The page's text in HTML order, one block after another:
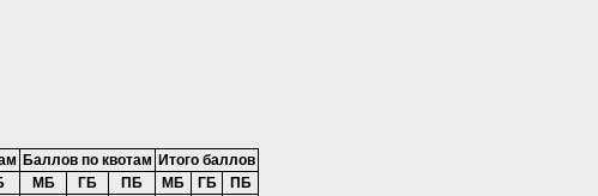
Баллов по квотам Итого баллов
МБ ГБ ПБ МБ ГБ
ПБ